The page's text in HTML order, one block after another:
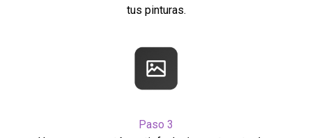
tus pinturas.
Paso 3